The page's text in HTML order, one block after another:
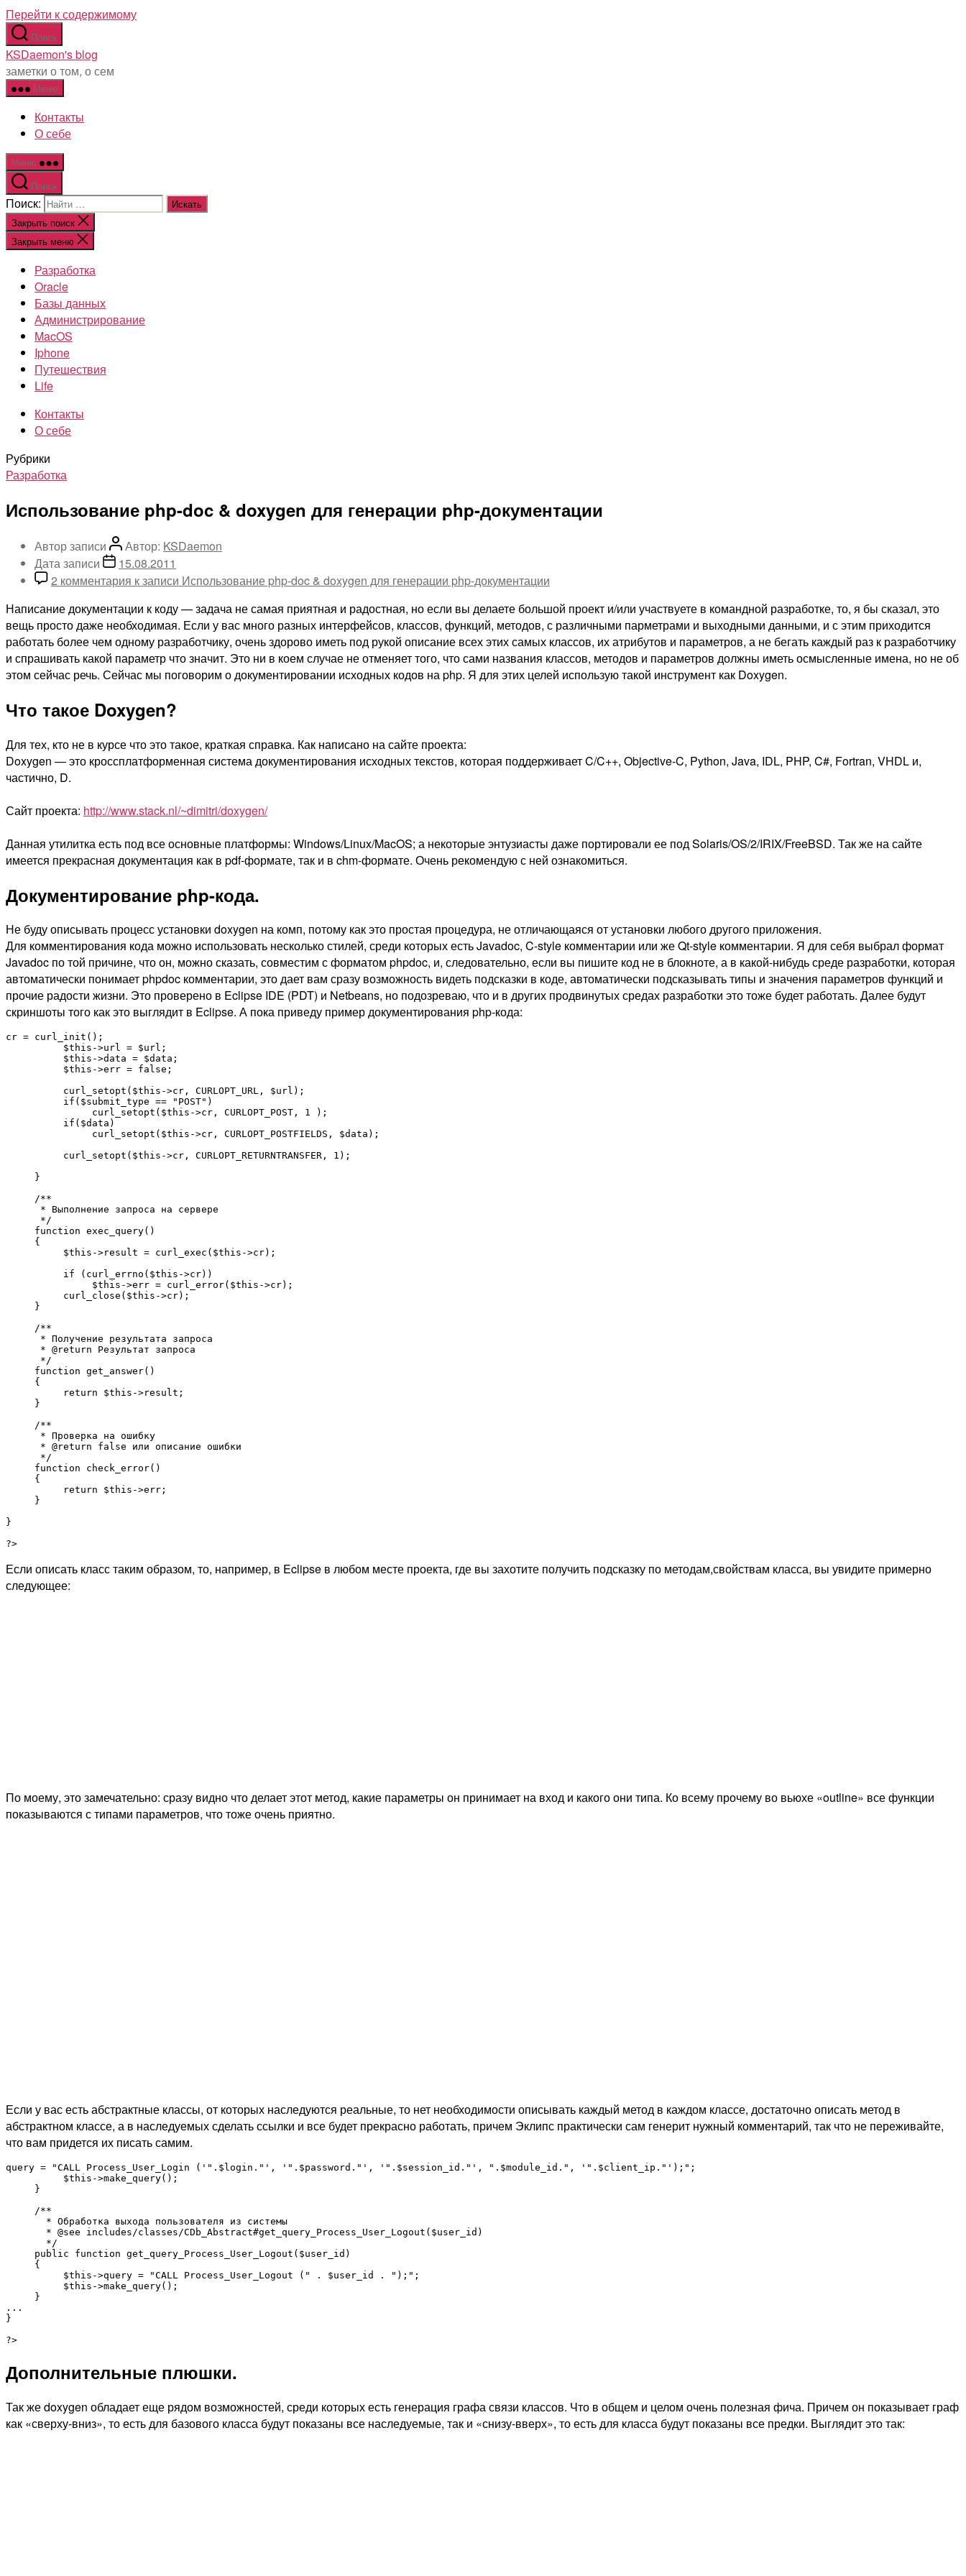
Перейти к содержимому
Поиск
KSDaemon's blog
заметки о том, о сем
Меню
Контакты
О себе
Меню
Поиск
Поиск:
Закрыть поиск
Закрыть меню
Разработка
Oracle
Базы данных
Администрирование
MacOS
Iphone
Путешествия
Life
Контакты
О себе
Рубрики
Разработка
Использование php-doc & doxygen для генерации php-документации
Автор записи Автор: KSDaemon
Дата записи
15.08.2011
2 комментария к записи Использование php-doc & doxygen для генерации php-документации
Написание документации к коду — задача не самая приятная и радостная, но если вы делаете большой проект и/или участвуете в командной разработке, то, я бы сказал, это
вещь просто даже необходимая. Если у вас много разных интерфейсов, классов, функций, методов, с различными парметрами и выходными данными, и с этим приходится
работать более чем одному разработчику, очень здорово иметь под рукой описание всех этих самых классов, их атрибутов и параметров, а не бегать каждый раз к разработчику
и спрашивать какой параметр что значит. Это ни в коем случае не отменяет того, что сами названия классов, методов и параметров должны иметь осмысленные имена, но не об
этом сейчас речь. Сейчас мы поговорим о документировании исходных кодов на php. Я для этих целей использую такой инструмент как Doxygen.
Что такое Doxygen?
Для тех, кто не в курсе что это такое, краткая справка. Как написано на сайте проекта:
Doxygen — это кроссплатформенная система документирования исходных текстов, которая поддерживает C/C++, Objective-C, Python, Java, IDL, PHP, C#, Fortran, VHDL и,
частично, D.
Сайт проекта: http://www.stack.nl/~dimitri/doxygen/
Данная утилитка есть под все основные платформы: Windows/Linux/MacOS; а некоторые энтузиасты даже портировали ее под Solaris/OS/2/IRIX/FreeBSD. Так же на сайте
имеется прекрасная документация как в pdf-формате, так и в chm-формате. Очень рекомендую с ней ознакомиться.
Документирование php-кода.
Не буду описывать процесс установки doxygen на комп, потому как это простая процедура, не отличающаяся от установки любого другого приложения.
Для комментирования кода можно использовать несколько стилей, среди которых есть Javadoc, C-style комментарии или же Qt-style комментарии. Я для себя выбрал формат
Javadoc по той причине, что он, можно сказать, совместим с форматом phpdoc, и, следовательно, если вы пишите код не в блокноте, а в какой-нибудь среде разработки, которая
автоматически понимает phpdoc комментарии, это дает вам сразу возможность видеть подсказки в коде, автоматически подсказывать типы и значения параметров функций и
прочие радости жизни. Это проверено в Eclipse IDE (PDT) и Netbeans, но подозреваю, что и в других продвинутых средах разработки это тоже будет работать. Далее будут
скриншоты того как это выглядит в Eclipse. А пока приведу пример документирования php-кода:
cr = curl_init();
          $this->url = $url;
          $this->data = $data;
          $this->err = false;
          curl_setopt($this->cr, CURLOPT_URL, $url);
          if($submit_type == "POST")
               curl_setopt($this->cr, CURLOPT_POST, 1 );
          if($data)
               curl_setopt($this->cr, CURLOPT_POSTFIELDS, $data);
          curl_setopt($this->cr, CURLOPT_RETURNTRANSFER, 1);
     }
     /**
      * Выполнение запроса на сервере
      */
     function exec_query()
     {
          $this->result = curl_exec($this->cr);
          if (curl_errno($this->cr))
               $this->err = curl_error($this->cr);
          curl_close($this->cr);
     }
     /**
      * Получение результата запроса
      * @return Результат запроса
      */
     function get_answer()
     {
          return $this->result;
     }
     /**
      * Проверка на ошибку
      * @return false или описание ошибки
      */
     function check_error()
     {
          return $this->err;
     }
}
Если описать класс таким образом, то, например, в Eclipse в любом месте проекта, где вы захотите получить подсказку по методам,свойствам класса, вы увидите примерно
следующее:
По моему, это замечательно: сразу видно что делает этот метод, какие параметры он принимает на вход и какого они типа. Ко всему прочему во вьюхе «outline» все функции
показываются с типами параметров, что тоже очень приятно.
Если у вас есть абстрактные классы, от которых наследуются реальные, то нет необходимости описывать каждый метод в каждом классе, достаточно описать метод в
абстрактном классе, а в наследуемых сделать ссылки и все будет прекрасно работать, причем Эклипс практически сам генерит нужный комментарий, так что не переживайте,
что вам придется их писать самим.
query = "CALL Process_User_Login ('".$login."', '".$password."', '".$session_id."', ".$module_id.", '".$client_ip."');";
          $this->make_query();
     }
     /**
       * Обработка выхода пользователя из системы
       * @see includes/classes/CDb_Abstract#get_query_Process_User_Logout($user_id)
       */
     public function get_query_Process_User_Logout($user_id)
     {
          $this->query = "CALL Process_User_Logout (" . $user_id . ");";
          $this->make_query();
     }
...
}
Дополнительные плюшки.
Так же doxygen обладает еще рядом возможностей, среди которых есть генерация графа связи классов. Что в общем и целом очень полезная фича. Причем он показывает граф
как «сверху-вниз», то есть для базового класса будут показаны все наследуемые, так и «снизу-вверх», то есть для класса будут показаны все предки. Выглядит это так: